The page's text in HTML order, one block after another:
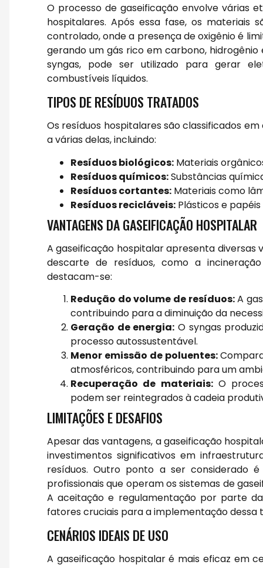
O processo de gaseificação envolve várias
hospitalares. Após essa fase, os
controlado, onde a presença de oxigênio é
gerando um gás rico em carbono,
syngas, pode ser utilizado para gerar
combustíveis líquidos.
TIPOS DE RESÍDUOS TRATADOS
Os resíduos hospitalares são classificados
a várias delas, incluindo:
Resíduos biológicos: Materiais
Resíduos químicos:Substâncias
Resíduos cortantes: Materiais como
Resíduos recicláveis: Plásticos e
VANTAGENS DA GASEIFICAÇÃO HOSPITALAR
A gaseificação hospitalar apresenta
descarte de resíduos, como a
destacam-se:
Redução do volume de resíduos:A
contribuindo para a diminuição da
Geração de energia: O syngas
processo autossustentável.
Menor emissão de poluentes:
atmosféricos, contribuindo para um
Recuperação de materiais:O
podem ser reintegrados à cadeia
LIMITAÇÕES E DESAFIOS
Apesar das vantagens, a gaseificação
investimentos significativos em
resíduos. Outro ponto a ser considerado
profissionais que operam os sistemas de
A aceitação e regulamentação por parte
fatores cruciais para a implementação dessa
CENÁRIOS IDEAIS DE USO
A gaseificação hospitalar é mais eficaz em